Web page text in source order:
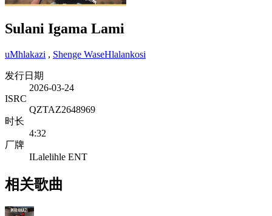
Sulani Igama Lami
uMhlakazi , Shenge WaseHlalankosi
发行日期
2026-03-24
ISRC
QZTAZ2648969
时长
4:32
厂牌
ILalelihle ENT
相关歌曲